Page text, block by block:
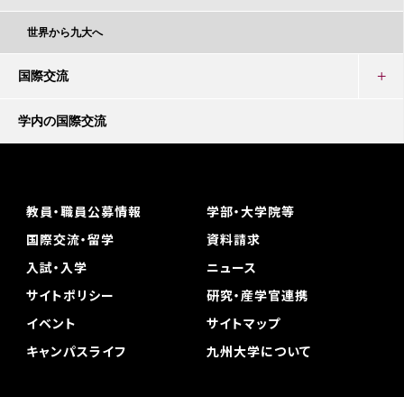
世界から九大へ
国際交流
学内の国際交流
教員・職員公募情報
学部・大学院等
国際交流・留学
資料請求
入試・入学
ニュース
サイトポリシー
研究・産学官連携
イベント
サイトマップ
キャンパスライフ
九州大学について